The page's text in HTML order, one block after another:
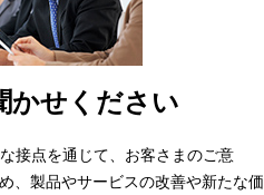
かせください
接点を通じて、お客さまのご意
、製品やサービスの改善や新たな価